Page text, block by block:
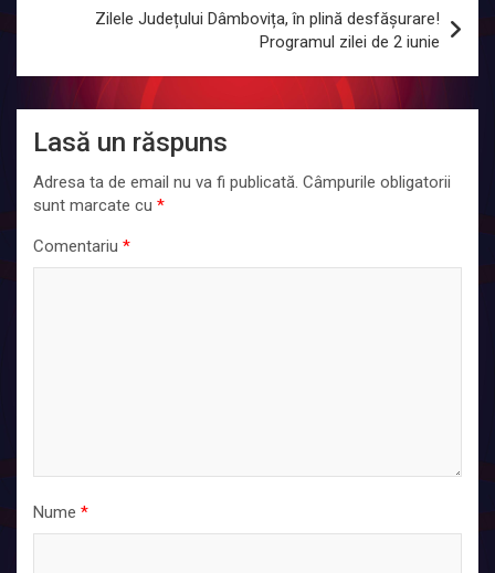
Zilele Județului Dâmbovița, în plină desfășurare!
Programul zilei de 2 iunie
Lasă un răspuns
Adresa ta de email nu va fi publicată. Câmpurile obligatorii
sunt marcate cu *
Comentariu *
Nume *